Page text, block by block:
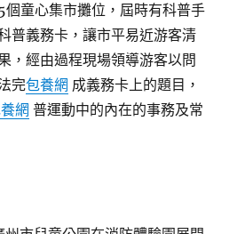
個童心集市攤位，屆時有科普手
普義務卡，讓市平易近游客清
，經由過程現場領導游客以問
完包養網 成義務卡上的題目，
網 普運動中的內在的事務及常